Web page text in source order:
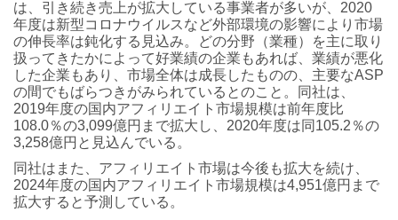
は、引き続き売上が拡大している事業者が多いが、2020
年度は新型コロナウイルスなど外部環境の影響により市場
の伸長率は鈍化する見込み。どの分野（業種）を主に取り
扱ってきたかによって好業績の企業もあれば、業績が悪化
した企業もあり、市場全体は成長したものの、主要なASP
の間でもばらつきがみられているとのこと。同社は、
2019年度の国内アフィリエイト市場規模は前年度比
108.0％の3,099億円まで拡大し、2020年度は同105.2％の
3,258億円と見込んでいる。
同社はまた、アフィリエイト市場は今後も拡大を続け、
2024年度の国内アフィリエイト市場規模は4,951億円まで
拡大すると予測している。